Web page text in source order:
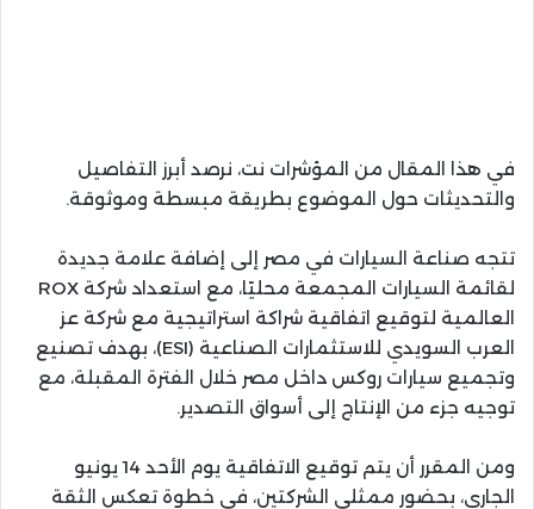
في هذا المقال من المؤشرات نت، نرصد أبرز التفاصيل
والتحديثات حول الموضوع بطريقة مبسطة وموثوقة.
تتجه صناعة السيارات في مصر إلى إضافة علامة جديدة
لقائمة السيارات المجمعة محليًا، مع استعداد شركة ROX
العالمية لتوقيع اتفاقية شراكة استراتيجية مع شركة عز
العرب السويدي للاستثمارات الصناعية (ESI)، بهدف تصنيع
وتجميع سيارات روكس داخل مصر خلال الفترة المقبلة، مع
توجيه جزء من الإنتاج إلى أسواق التصدير.
ومن المقرر أن يتم توقيع الاتفاقية يوم الأحد 14 يونيو
الجاري، بحضور ممثلي الشركتين، في خطوة تعكس الثقة